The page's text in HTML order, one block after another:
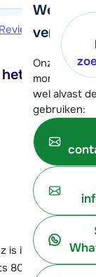
We
verder!
Onze
moment
wel alvast
gebruiken:
Reviews
centrum
is ideaal, midden
800 meter van